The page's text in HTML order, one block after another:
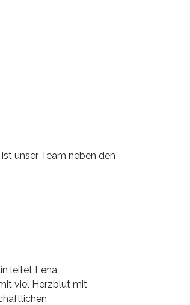
unser Team neben den
leitet Lena
viel Herzblut mit